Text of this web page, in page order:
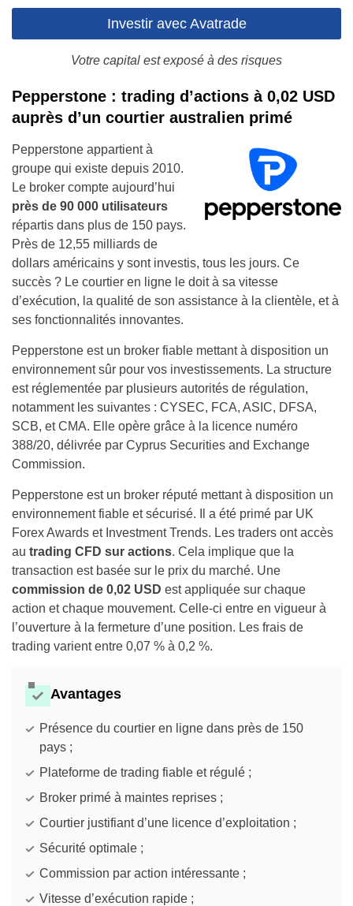
Investir avec Avatrade
Votre capital est exposé à des risques
Pepperstone : trading d’actions à 0,02 USD
auprès d’un courtier australien primé
Pepperstone appartient à
groupe qui existe depuis 2010.
Le broker compte aujourd’hui
près de 90 000 utilisateurs
répartis dans plus de 150 pays.
Près de 12,55 milliards de
dollars américains y sont investis, tous les jours. Ce
succès ? Le courtier en ligne le doit à sa vitesse
d’exécution, la qualité de son assistance à la clientèle, et à
ses fonctionnalités innovantes.
Pepperstone est un broker fiable mettant à disposition un
environnement sûr pour vos investissements. La structure
est réglementée par plusieurs autorités de régulation,
notamment les suivantes : CYSEC, FCA, ASIC, DFSA,
SCB, et CMA. Elle opère grâce à la licence numéro
388/20, délivrée par Cyprus Securities and Exchange
Commission.
Pepperstone est un broker réputé mettant à disposition un
environnement fiable et sécurisé. Il a été primé par UK
Forex Awards et Investment Trends. Les traders ont accès
au trading CFD sur actions. Cela implique que la
transaction est basée sur le prix du marché. Une
commission de 0,02 USD est appliquée sur chaque
action et chaque mouvement. Celle-ci entre en vigueur à
l’ouverture à la fermeture d’une position. Les frais de
trading varient entre 0,07 % à 0,2 %.
Avantages
Présence du courtier en ligne dans près de 150
pays ;
Plateforme de trading fiable et régulé ;
Broker primé à maintes reprises ;
Courtier justifiant d’une licence d’exploitation ;
Sécurité optimale ;
Commission par action intéressante ;
Vitesse d’exécution rapide ;